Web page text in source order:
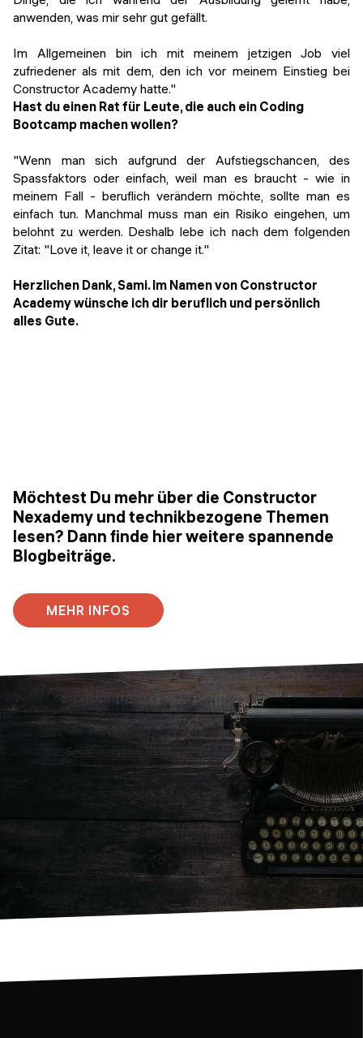
anwenden, was mir sehr gut gefällt.
Im Allgemeinen bin ich mit meinem jetzigen Job viel
zufriedener als mit dem, den ich vor meinem Einstieg bei
Constructor Academy hatte."
Hast du einen Rat für Leute, die auch ein Coding
Bootcamp machen wollen?
"Wenn man sich aufgrund der Aufstiegschancen, des
Spassfaktors oder einfach, weil man es braucht - wie in
meinem Fall - beruflich verändern möchte, sollte man es
einfach tun. Manchmal muss man ein Risiko eingehen, um
belohnt zu werden. Deshalb lebe ich nach dem folgenden
Zitat: "Love it, leave it or change it."
Herzlichen Dank, Sami. Im Namen von Constructor
Academywünsche ich dir beruflich und persönlich
alles Gute.
Möchtest Du mehr über die Constructor
Nexademy und technikbezogene Themen
lesen? Dann finde hier weitere spannende
Blogbeiträge.
MEHR INFOS